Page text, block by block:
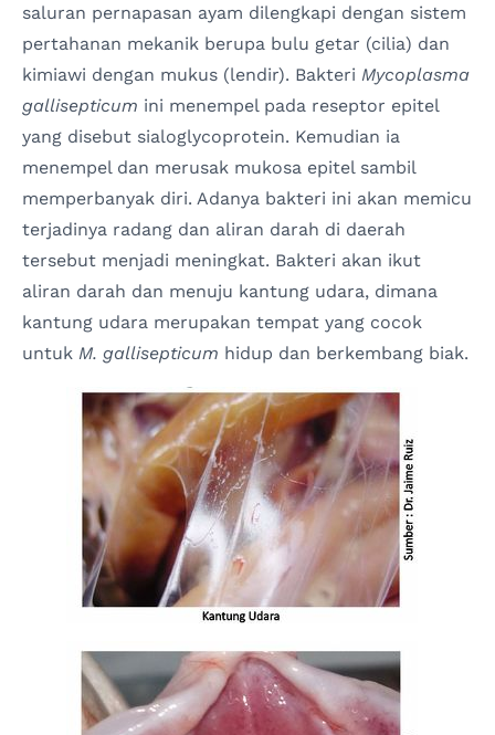
saluran pernapasan ayam dilengkapi dengan sistem
pertahanan mekanik berupa bulu getar (cilia) dan
kimiawi dengan mukus (lendir). Bakteri Mycoplasma
gallisepticum ini menempel pada reseptor epitel
yang disebut sialoglycoprotein. Kemudian ia
menempel dan merusak mukosa epitel sambil
memperbanyak diri. Adanya bakteri ini akan memicu
terjadinya radang dan aliran darah di daerah
tersebut menjadi meningkat. Bakteri akan ikut
aliran darah dan menuju kantung udara, dimana
kantung udara merupakan tempat yang cocok
untuk M. gallisepticum hidup dan berkembang biak.